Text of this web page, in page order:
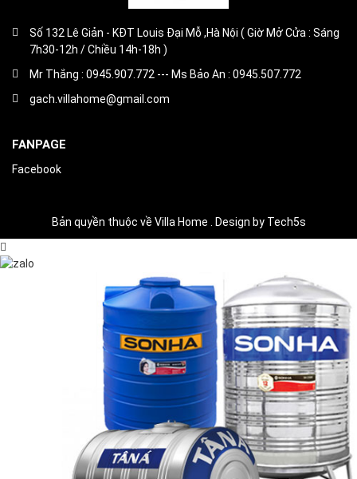
Số 132 Lê Giản - KĐT Louis Đại Mỗ ,Hà Nội ( Giờ Mở Cửa : Sáng
7h30-12h / Chiều 14h-18h )
Mr Thắng : 0945.907.772 --- Ms Bảo An : 0945.507.772
gach.villahome@gmail.com
FANPAGE
Facebook
Bản quyền thuộc về Villa Home . Design by Tech5s